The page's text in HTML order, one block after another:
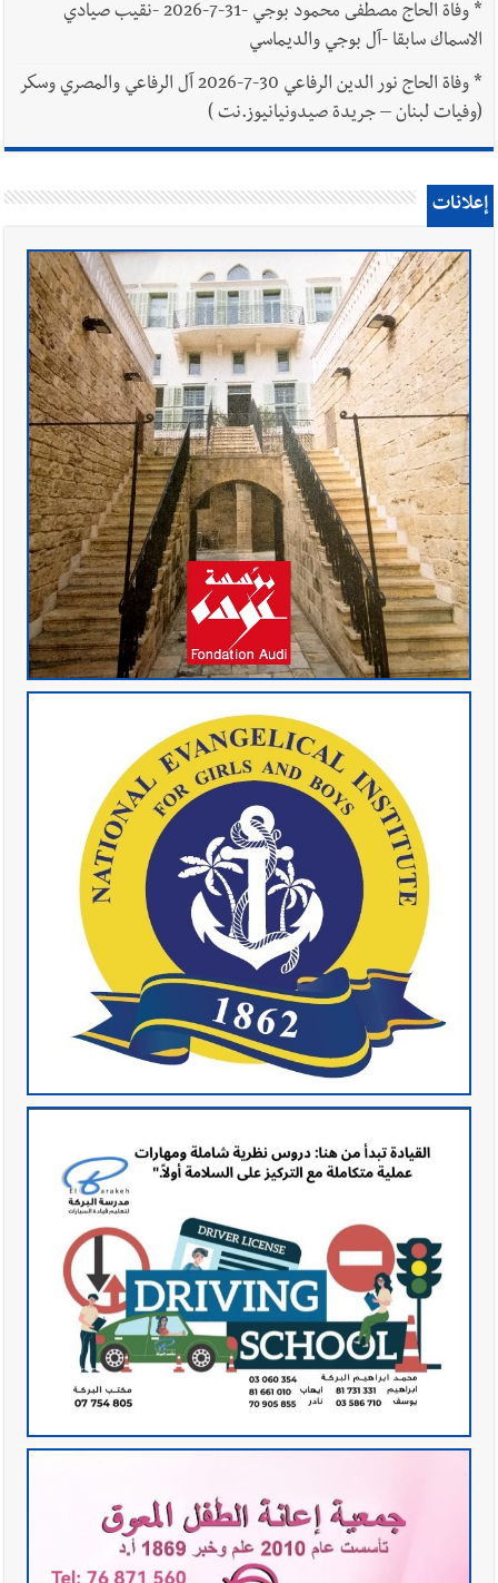
*
وفاة الحاج مصطفى محمود بوجي -31-7-2026 -نقيب صيادي
الاسماك سابقا -آل بوجي والديماسي
*
وفاة الحاج نور الدين الرفاعي 30-7-2026 آل الرفاعي والمصري وسكر
(وفيات لبنان – جريدة صيدونيانيوز.نت )
إعلانات